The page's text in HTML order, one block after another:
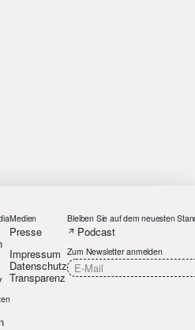
Medien
Presse
Impressum
Datenschutz
Transparenz
Bleiben Sie auf dem neuesten
Podcast
Zum Newsletter anmelden